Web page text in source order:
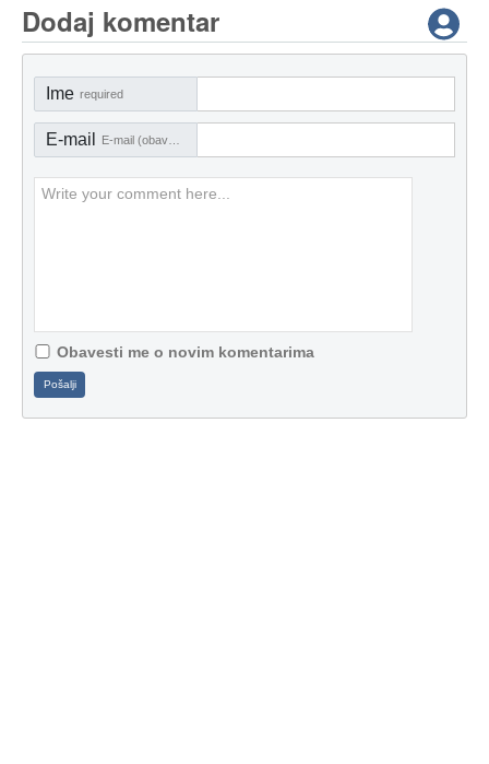
Dodaj komentar
Ime required
E-mail
Obavesti me o novim komentarima
Pošalji